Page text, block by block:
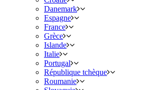
Danemark
Espagne
France
Grèce
Islande
Italie
Portugal
République tchèque
Roumanie